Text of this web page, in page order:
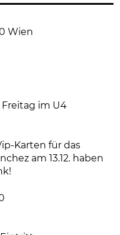
Wien
Freitag im U4
Karten für das
am 13.12. haben